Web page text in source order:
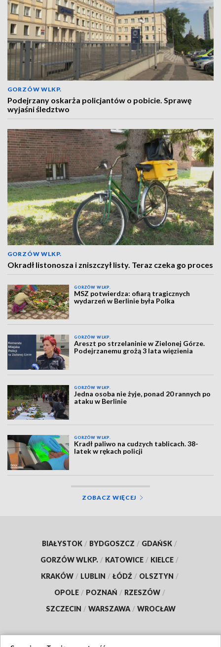
GORZÓW WLKP.
Podejrzany oskarża policjantów o pobicie. Sprawę
wyjaśni śledztwo
GORZÓW WLKP.
Okradł listonosza i zniszczył listy. Teraz czeka go proces
GORZÓW WLKP.
MSZ potwierdza: ofiarą tragicznych
wydarzeń w Berlinie była Polka
GORZÓW WLKP.
Areszt po strzelaninie w Zielonej Górze.
Podejrzanemu grożą 3 lata więzienia
GORZÓW WLKP.
Jedna osoba nie żyje, ponad 20 rannych po
ataku w Berlinie
GORZÓW WLKP.
Kradł paliwo na cudzych tablicach. 38-
latek w rękach policji
ZOBACZ WIĘCEJ
BIAŁYSTOK / BYDGOSZCZ / GDAŃSK /
GORZÓW WLKP. / KATOWICE / KIELCE /
KRAKÓW / LUBLIN / ŁÓDŹ / OLSZTYN /
OPOLE / POZNAŃ / RZESZÓW /
SZCZECIN / WARSZAWA / WROCŁAW